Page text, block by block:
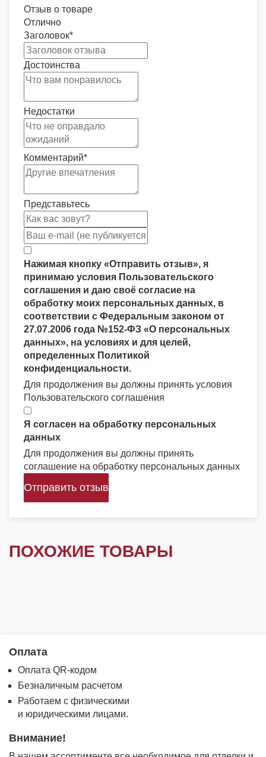
Отзыв о товаре
Отлично
Заголовок*
Достоинства
Недостатки
Комментарий*
Представьтесь
Нажимая кнопку «Отправить отзыв», я
принимаю условия Пользовательского
соглашения и даю своё согласие на
обработку моих персональных данных, в
соответствии с Федеральным законом от
27.07.2006 года №152-ФЗ «О персональных
данных», на условиях и для целей,
определенных Политикой
конфиденциальности.
Для продолжения вы должны принять условия
Пользовательского соглашения
Я согласен на обработку персональных
данных
Для продолжения вы должны принять
соглашение на обработку персональных данных
Отправить отзыв
ПОХОЖИЕ ТОВАРЫ
Оплата
Оплата QR-кодом
Безналичным расчетом
Работаем с физическими
и юридическими лицами.
Внимание!